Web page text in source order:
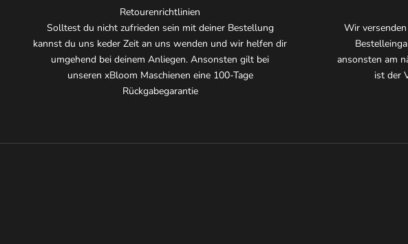
Retourenrichtlinien
Solltest du nicht zufrieden sein mit deiner Bestellung
kannst du uns keder Zeit an uns wenden und wir helfen dir
umgehend bei deinem Anliegen. Ansonsten gilt bei
unseren xBloom Maschienen eine 100-Tage
Rückgabegarantie
Wir
ansonsten am
ist der